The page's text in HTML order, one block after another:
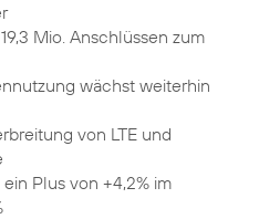
Mio. Anschlüssen zum
wächst weiterhin
von LTE und
Plus von +4,2% im